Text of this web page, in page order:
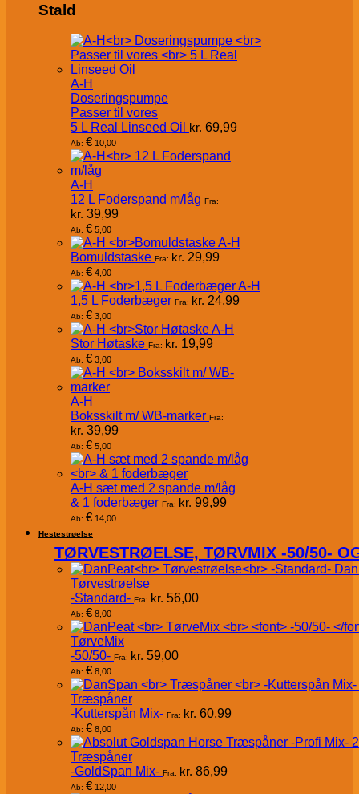
Stald
A-H
Doseringspumpe
Passer til vores
5 L Real Linseed Oil kr. 69,99
Ab: € 10,00
A-H
12 L Foderspand m/låg Fra:
kr. 39,99
Ab: € 5,00
A-H
Bomuldstaske Fra: kr. 29,99
Ab: € 4,00
A-H
1,5 L Foderbæger Fra: kr. 24,99
Ab: € 3,00
A-H
Stor Høtaske Fra: kr. 19,99
Ab: € 3,00
A-H
Boksskilt m/ WB-marker Fra:
kr. 39,99
Ab: € 5,00
A-H sæt med 2 spande m/låg
& 1 foderbæger Fra: kr. 99,99
Ab: € 14,00
Hestestrøelse
TØRVESTRØELSE, TØRVMIX -50/50-
Tørvestrøelse
-Standard- Fra: kr. 56,00
Ab: € 8,00
TørveMix
-50/50- Fra: kr. 59,00
Ab: € 8,00
Træspåner
-Kutterspån Mix- Fra: kr. 60,99
Ab: € 8,00
Træspåner
-GoldSpan Mix- Fra: kr. 86,99
Ab: € 12,00